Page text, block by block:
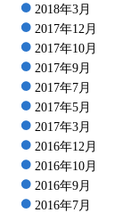
2018年3月
2017年12月
2017年10月
2017年9月
2017年7月
2017年5月
2017年3月
2016年12月
2016年10月
2016年9月
2016年7月